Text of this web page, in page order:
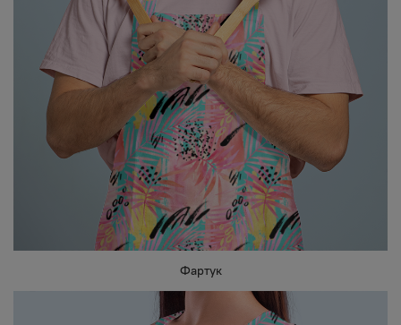
Фартук